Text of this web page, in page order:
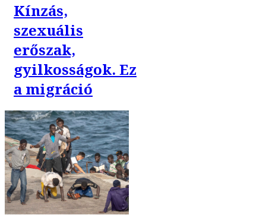
Kínzás,
szexuális
erőszak,
gyilkosságok. Ez
a migráció